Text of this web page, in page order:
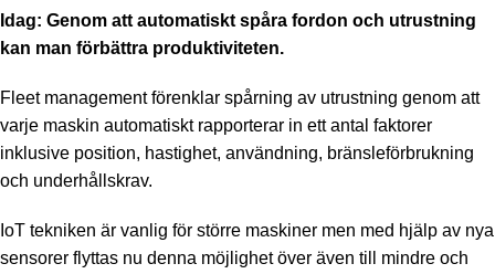
Idag: Genom att automatiskt spåra fordon och utrustning
kan man förbättra produktiviteten.
Fleet management förenklar spårning av utrustning genom att
varje maskin automatiskt rapporterar in ett antal faktorer
inklusive position, hastighet, användning, bränsleförbrukning
och underhållskrav.
IoT tekniken är vanlig för större maskiner men med hjälp av nya
sensorer flyttas nu denna möjlighet över även till mindre och